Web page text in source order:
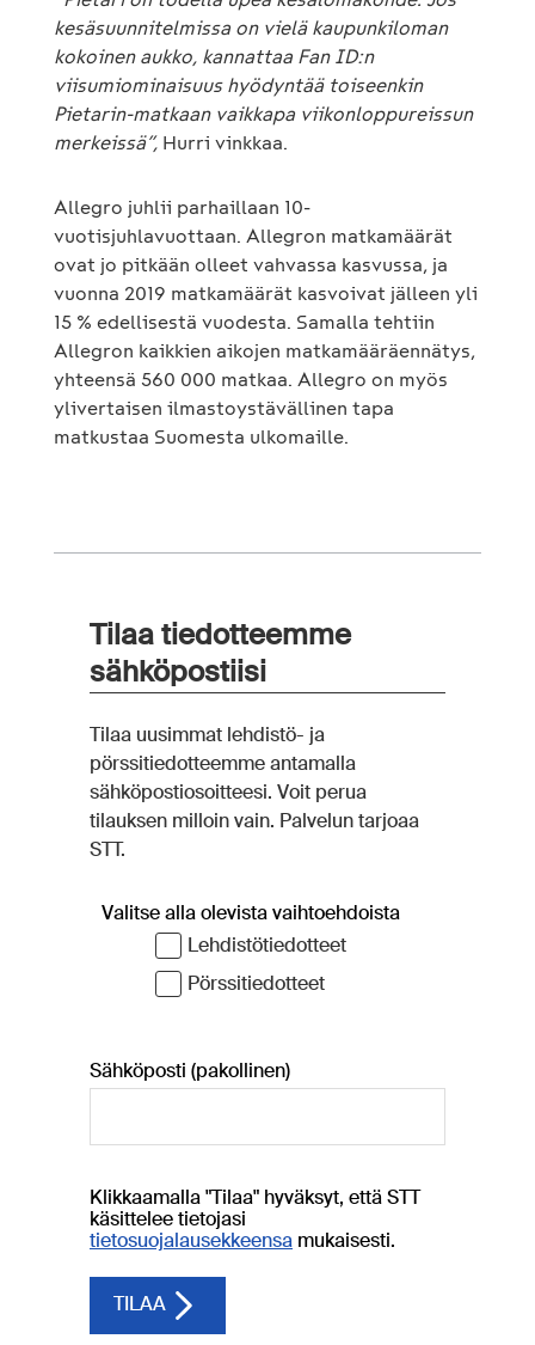
kesäsuunnitelmissa on vielä kaupunkiloman
kokoinen aukko, kannattaa Fan ID:n
viisumiominaisuus hyödyntää toiseenkin
Pietarin-matkaan vaikkapa viikonloppureissun
merkeissä”, Hurri vinkkaa.
Allegro juhlii parhaillaan 10-
vuotisjuhlavuottaan. Allegron matkamäärät
ovat jo pitkään olleet vahvassa kasvussa, ja
vuonna 2019 matkamäärät kasvoivat jälleen yli
15 % edellisestä vuodesta. Samalla tehtiin
Allegron kaikkien aikojen matkamääräennätys,
yhteensä 560 000 matkaa. Allegro on myös
ylivertaisen ilmastoystävällinen tapa
matkustaa Suomesta ulkomaille.